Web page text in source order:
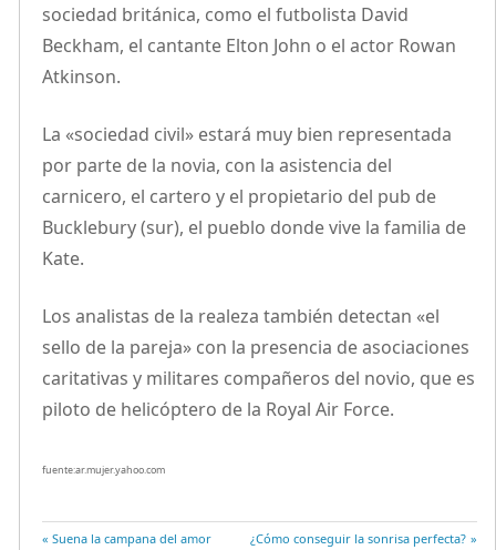
sociedad británica, como el futbolista David
Beckham, el cantante Elton John o el actor Rowan
Atkinson.
La «sociedad civil» estará muy bien representada
por parte de la novia, con la asistencia del
carnicero, el cartero y el propietario del pub de
Bucklebury (sur), el pueblo donde vive la familia de
Kate.
Los analistas de la realeza también detectan «el
sello de la pareja» con la presencia de asociaciones
caritativas y militares compañeros del novio, que es
piloto de helicóptero de la Royal Air Force.
fuente:ar.mujer.yahoo.com
Entrada
Suena la campana del amor
Entrada
¿Cómo conseguir la sonrisa perfecta?